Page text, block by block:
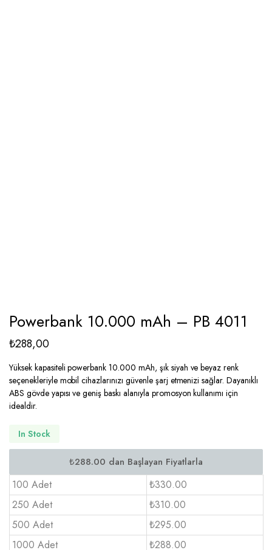
Powerbank 10.000 mAh – PB 4011
₺288,00
Yüksek kapasiteli powerbank 10.000 mAh, şık siyah ve beyaz renk
seçenekleriyle mobil cihazlarınızı güvenle şarj etmenizi sağlar. Dayanıklı
ABS gövde yapısı ve geniş baskı alanıyla promosyon kullanımı için
idealdir.
In Stock
100 Adet
₺330.00
250 Adet
₺310.00
500 Adet
₺295.00
1000 Adet
₺288.00